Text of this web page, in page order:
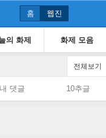
홈 웹진
의 화제 화제 모음
전체보기
내 댓글 10추글